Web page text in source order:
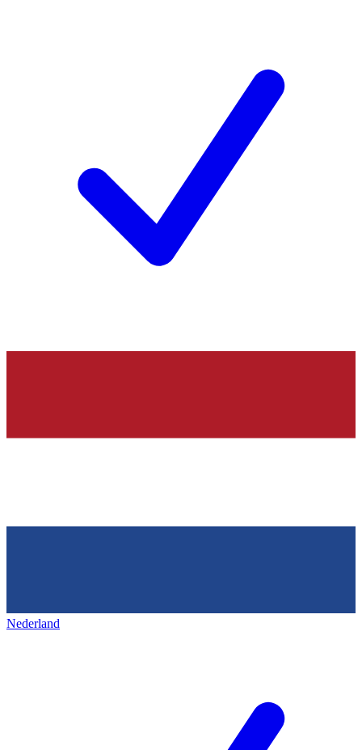
Nederland